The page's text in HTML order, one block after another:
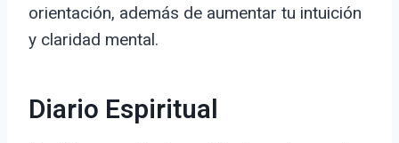
orientación, además de aumentar tu intuición
y claridad mental.
Diario Espiritual